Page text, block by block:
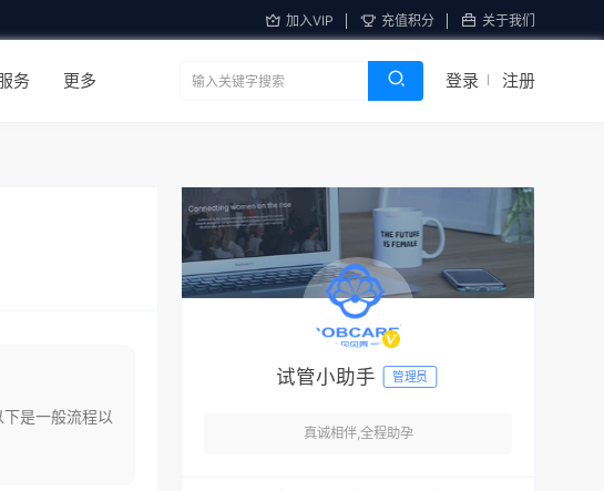
加入VIP 充值积分 关于我们
务 更多 登录 注册
是一般流程以
试管小助手 管理员
真诚相伴,全程助孕